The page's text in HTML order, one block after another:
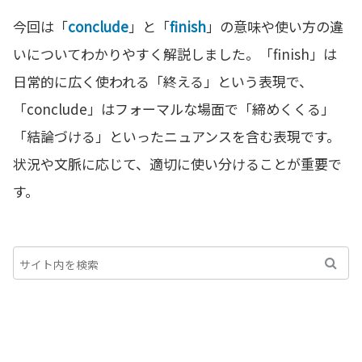
今回は「conclude」と「finish」の意味や使い方の違
いについてわかりやすく解説しました。「finish」は
日常的に広く使われる「終える」という表現で、
「conclude」はフォーマルな場面で「締めくくる」
「結論づける」といったニュアンスを含む表現です。
状況や文脈に応じて、適切に使い分けることが重要で
す。